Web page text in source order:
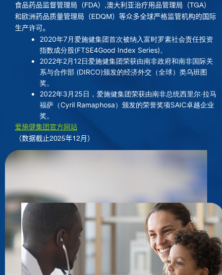
食品药品监督管理局（FDA）,澳大利亚治疗用品管理局（TGA）
和欧洲药品质量管理局（EDQM）等众多全球严格监管机构的国际
生产许可。
2020年7月爱施健集团首次被纳入富时罗素社会责任投资
指数成分股(FTSE4Good Index Series)。
2022年2月12日爱施健集团荣获由南非政府和南非国际关
系与合作部 (DIRCO)颁发的经济外交（全球）类乌班图
奖。
2022年3月25日，爱施健集团荣获由南非总统西里尔·拉马
福萨（Cyril Ramaphosa）颁发的荣誉奖项SAIC卓越企业
奖。
爱施健集团官方网站
（数据截止2025年12月）